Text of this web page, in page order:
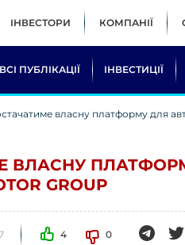
ІНВЕСТОРИ КОМПАНІЇ
ВСІ ПУБЛІКАЦІЇ ІНВЕСТИЦІЇ
власну платформу для
ВЛАСНУ
GROUP
4 0